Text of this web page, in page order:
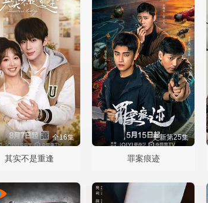
全16集
其实不是重逢
更新第25集
罪案痕迹